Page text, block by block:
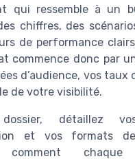
qui ressemble à un
chiffres, des
de performance
commence donc par
d’audience, vos taux
de votre visibilité.
détaillez
et vos formats
comment